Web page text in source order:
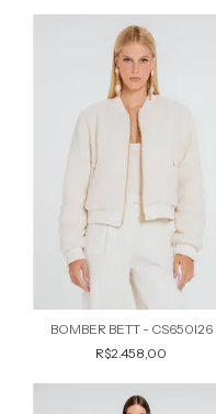
BOMBER BETT - CS650I26
R$2.458,00